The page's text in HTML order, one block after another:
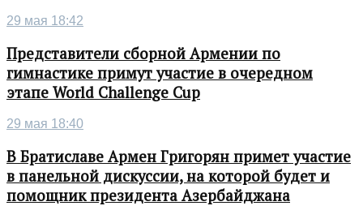
29 мая 18:42
Представители сборной Армении по
гимнастике примут участие в очередном
этапе World Challenge Cup
29 мая 18:40
В Братиславе Армен Григорян примет участие
в панельной дискуссии, на которой будет и
помощник президента Азербайджана